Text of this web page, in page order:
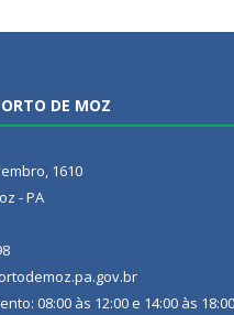
DE MOZ
1610
- PA
08:00 às 12:00 e 14:00 às 18:00